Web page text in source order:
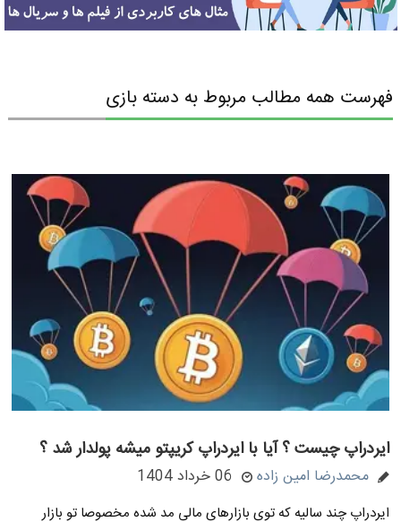
فهرست همه مطالب مربوط به دسته بازی
ایردراپ چیست ؟ آیا با ایردراپ کریپتو میشه پولدار شد ؟
محمدرضا امین زاده 06 خرداد 1404
ایردراپ چند سالیه که توی بازارهای مالی مد شده مخصوصا تو بازار